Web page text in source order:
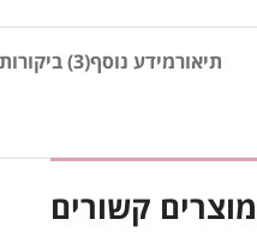
תיאורמידע נוסף(3) ביקורות
מוצרים קשורים